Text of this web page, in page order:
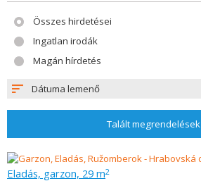
Összes hirdetései
Ingatlan irodák
Magán hírdetés
Dátuma lemenő
Talált megrendelések
Eladás, garzon, 29 m2